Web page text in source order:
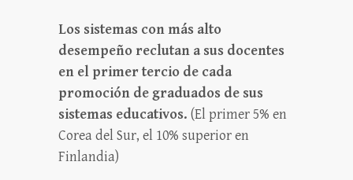
Los sistemas con más alto
desempeño reclutan a sus docentes
en el primer tercio de cada
promoción de graduados de sus
sistemas educativos. (El primer 5% en
Corea del Sur, el 10% superior en
Finlandia)